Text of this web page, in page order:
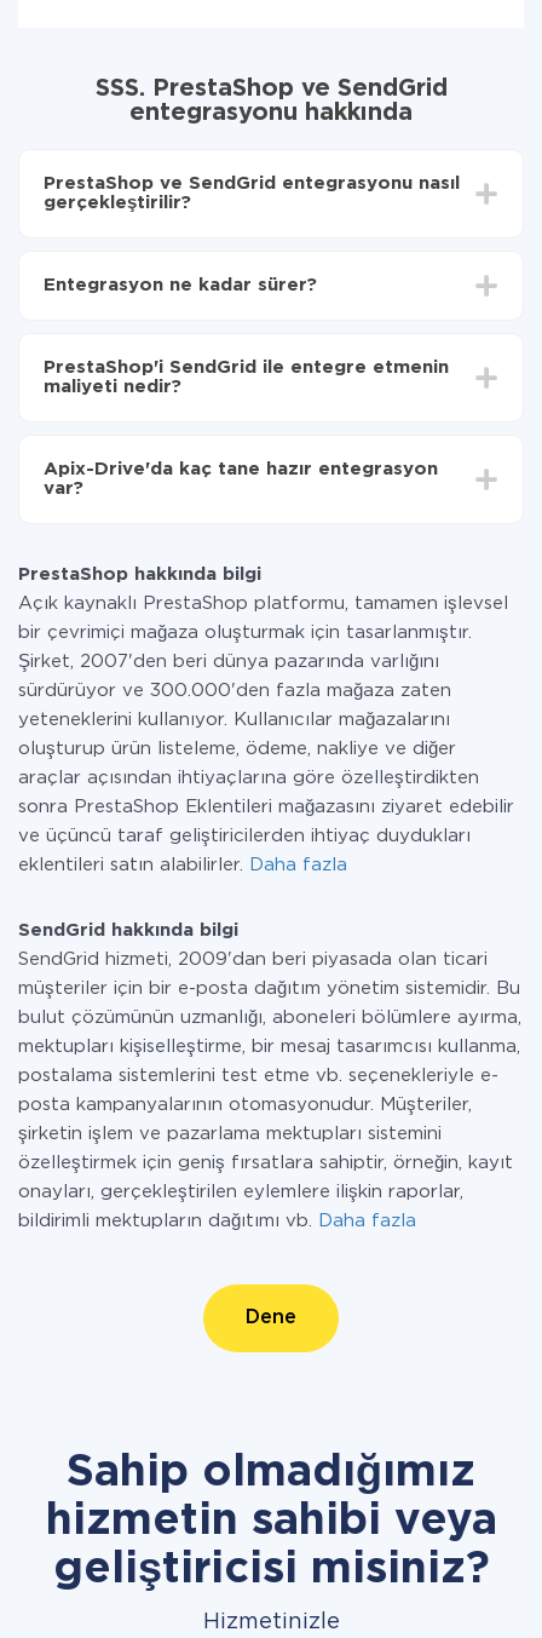
SSS. PrestaShop ve SendGrid
entegrasyonu hakkında
PrestaShop ve SendGrid entegrasyonu nasıl
gerçekleştirilir?
aktarılacağını seçin
SendGrid'ye aktarılacaktır.
Entegrasyon ne kadar sürer?
olarak, 10-15 dakika sürer.
PrestaShop'i SendGrid ile entegre etmenin
maliyeti nedir?
Hizmetimiz aracılığıyla yalnızca bir sisteminizden
diğerine aktarılan veri miktarı için ödeme yaparsınız.
Apix-Drive'da kaç tane hazır entegrasyon
var?
PrestaShop hakkında bilgi
Açık kaynaklı PrestaShop platformu, tamamen işlevsel
bir çevrimiçi mağaza oluşturmak için tasarlanmıştır.
Şirket, 2007'den beri dünya pazarında varlığını
sürdürüyor ve 300.000'den fazla mağaza zaten
yeteneklerini kullanıyor. Kullanıcılar mağazalarını
oluşturup ürün listeleme, ödeme, nakliye ve diğer
araçlar açısından ihtiyaçlarına göre özelleştirdikten
sonra PrestaShop Eklentileri mağazasını ziyaret edebilir
ve üçüncü taraf geliştiricilerden ihtiyaç duydukları
eklentileri satın alabilirler.
Daha fazla
SendGrid hakkında bilgi
SendGrid hizmeti, 2009'dan beri piyasada olan ticari
müşteriler için bir e-posta dağıtım yönetim sistemidir. Bu
bulut çözümünün uzmanlığı, aboneleri bölümlere ayırma,
mektupları kişiselleştirme, bir mesaj tasarımcısı kullanma,
postalama sistemlerini test etme vb. seçenekleriyle e-
posta kampanyalarının otomasyonudur. Müşteriler,
şirketin işlem ve pazarlama mektupları sistemini
özelleştirmek için geniş fırsatlara sahiptir, örneğin, kayıt
onayları, gerçekleştirilen eylemlere ilişkin raporlar,
bildirimli mektupların dağıtımı vb.
Daha fazla
Dene
Sahip olmadığımız
hizmetin sahibi veya
geliştiricisi misiniz?
Hizmetinizle